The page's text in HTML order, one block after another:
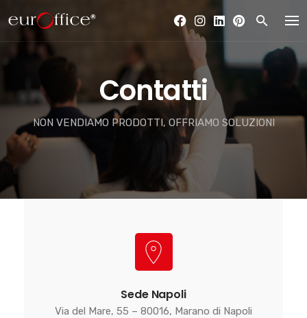
to
content
Contatti
NON VENDIAMO PRODOTTI, OFFRIAMO SOLUZIONI
Sede Napoli
Via del Mare, 55 – 80016, Marano di Napoli